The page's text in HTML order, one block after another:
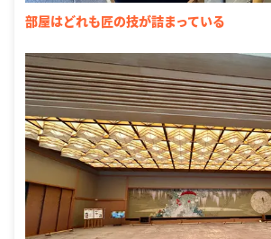
部屋はどれも匠の技が詰まっている